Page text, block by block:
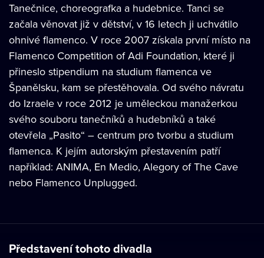
Tanečnice, choreografka a hudebnice. Tanci se
začala věnovat již v dětství, v 16 letech ji uchvátilo
ohnivé flamenco. V roce 2007 získala první místo na
Flamenco Competition of Adi Foundation, které ji
přineslo stipendium na studium flamenca ve
Španělsku, kam se přestěhovala. Od svého návratu
do Izraele v roce 2012 je uměleckou manažerkou
svého souboru tanečníků a hudebníků a také
otevřela „Pasito“ – centrum pro tvorbu a studium
flamenca. K jejím autorským přestavením patří
například: ANIMA, En Medio, Alegory of The Cave
nebo Flamenco Unplugged.
Představení tohoto divadla